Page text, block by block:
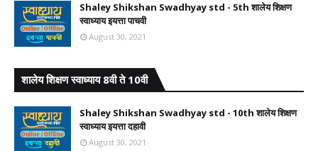
Shaley Shikshan Swadhyay std - 5th शालेय शिक्षण
स्वाध्याय इयत्ता पाचवी
August 30, 2021
शालेय शिक्षण स्वाध्याय 8वी ते 10वी
Shaley Shikshan Swadhyay std - 10th शालेय शिक्षण
स्वाध्याय इयत्ता दहावी
August 30, 2021